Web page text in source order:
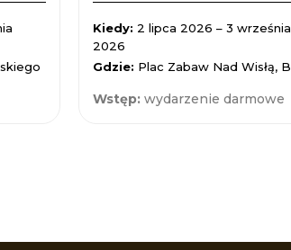
Kiedy: 2 lipca 2026 – 3 września
2026
Gdzie: Plac Zabaw Nad Wisłą,
Wstęp: wydarzenie darmowe